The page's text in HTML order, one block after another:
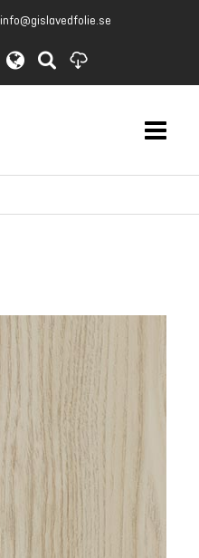
info@gislavedfolie.se